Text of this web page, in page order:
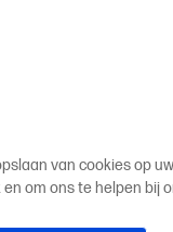
van cookies op
om ons te helpen bij